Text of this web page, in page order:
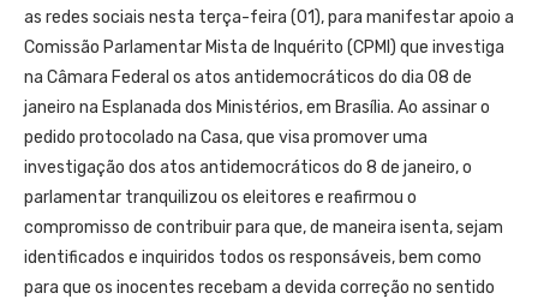
as redes sociais nesta terça-feira (01), para manifestar apoio a
Comissão Parlamentar Mista de Inquérito (CPMI) que investiga
na Câmara Federal os atos antidemocráticos do dia 08 de
janeiro na Esplanada dos Ministérios, em Brasília. Ao assinar o
pedido protocolado na Casa, que visa promover uma
investigação dos atos antidemocráticos do 8 de janeiro, o
parlamentar tranquilizou os eleitores e reafirmou o
compromisso de contribuir para que, de maneira isenta, sejam
identificados e inquiridos todos os responsáveis, bem como
para que os inocentes recebam a devida correção no sentido